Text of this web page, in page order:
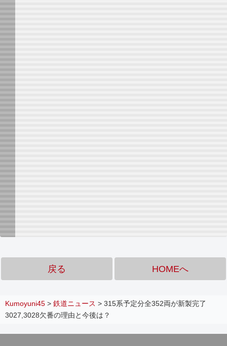
戻る HOMEへ
Kumoyuni45 > 鉄道ニュース > 315系予定分全352両が新製完了
3027,3028欠番の理由と今後は？